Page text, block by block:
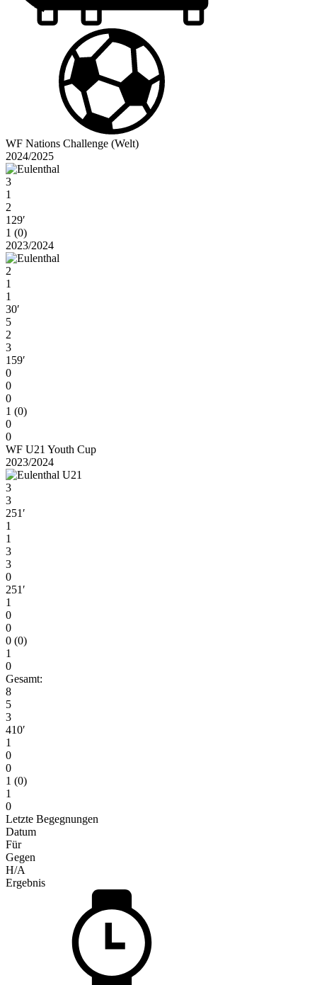
WF Nations Challenge (Welt)
2024/2025
3
1
2
129′
1 (0)
2023/2024
2
1
1
30′
5
2
3
159′
0
0
0
1 (0)
0
0
WF U21 Youth Cup
2023/2024
3
3
251′
1
1
3
3
0
251′
1
0
0
0 (0)
1
0
Gesamt:
8
5
3
410′
1
0
0
1 (0)
1
0
Letzte Begegnungen
Datum
Für
Gegen
H/A
Ergebnis